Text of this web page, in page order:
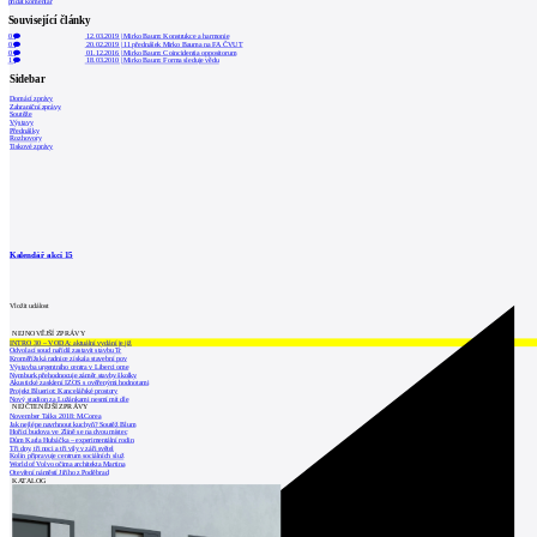
Související články
0 12.03.2019 |Mirko Baum: Konstrukce a harmonie
0
20.02.2019 | 11 přednášek Mirko Bauma na FA ČVUT
0
01.12.2016 |Mirko Baum: Coincidentia oppositorum
1
18.03.2010 |Mirko Baum: Forma sleduje vědu
Sidebar
Domácí zprávy
Zahraniční zprávy
Soutěže
Výstavy
Přednášky
Rozhovory
Tiskové zprávy
Kalendář akcí 15
Vložit událost
NEJNOVĚJŠÍ ZPRÁVY
INTRO 30 – VODA: aktuální vydání je již
Odvolací soud nařídil zastavit stavbu Tr
Kroměřížská radnice získala stavební pov
Výstavba urgentního centra v Liberci ome
Nymburk přehodnocuje záměr stavby školky
Akustické zasklení IZOS s ověřenými hodnotami
Projekt Blueriot: Kancelářské prostory
Nový stadion za Lužánkami nesmí mít dle
NEJČTENĚJŠÍ ZPRÁVY
November Talks 2018: M.Corea
Jak nejlépe navrhnout kuchyň? Soutěž Blum
Hořící budova ve Zlíně se na dvou místec
Dům Karla Hubáčka – experimentální rodin
Tři dny, tři noci a tři vily v záři světel
Kolín připravuje centrum sociálních služ
World of Volvo očima architekta Martina
Otevření náměstí Jiřího z Poděbrad
KATALOG